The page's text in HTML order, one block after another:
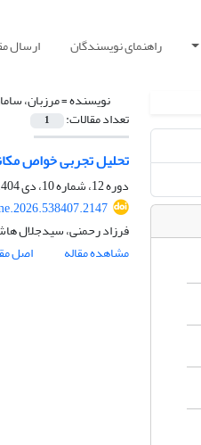
راهنمای نویسندگان ارسال
نویسنده =مرزبان،
تعداد مقالات: 1
تحلیل تجربی خواص
دوره 12، شماره 10، دی 1404، صفحه
فرزاد رحمنی، سیدجلال
مشاهده مقاله
اصل